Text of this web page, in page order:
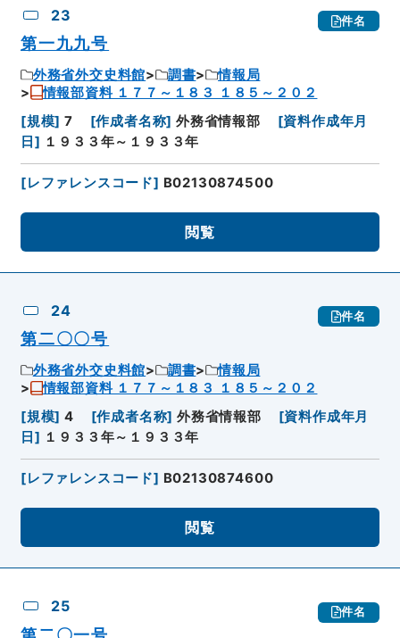
23 件名
第一九九号
外務省外交史料館 調書
情報局
情報部資料 １７７～１８３ １８５～２０２
[規模] 7 [作成者名称] 外務省情報部 [資料作成年月
日 ] １９３３年～１９３３年
[レファレンスコード] B02130874500
閲覧
24 件名
第二〇〇号
外務省外交史料館 調書
情報局
情報部資料 １７７～１８３ １８５～２０２
[規模] 4 [作成者名称] 外務省情報部 [資料作成年月
日 ] １９３３年～１９３３年
[レファレンスコード] B02130874600
閲覧
25 件名
第二〇一号